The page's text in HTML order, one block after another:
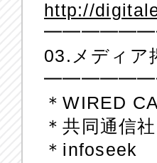
http://
03.メディア
＊WIRED
＊共同通信
＊infoseek